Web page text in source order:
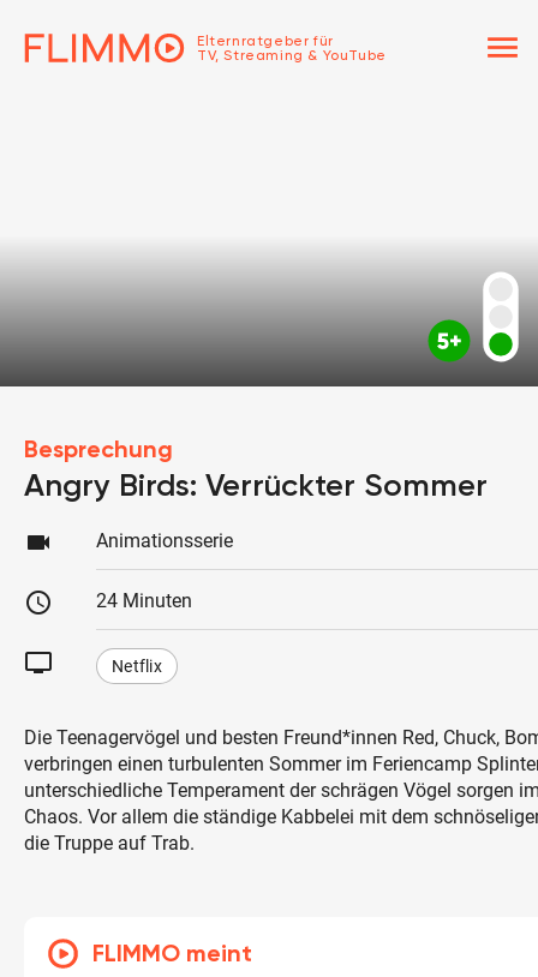
Elternratgeber für
TV, Streaming & YouTube
menu
Besprechung
Angry Birds: Verrückter Sommer
videocam Animationsserie
schedule 24 Minuten
tv Netflix
Die Teenagervögel und besten Freund*innen Red, Chuck,
verbringen einen turbulenten Sommer im Feriencamp
unterschiedliche Temperament der schrägen Vögel sorgen
Chaos. Vor allem die ständige Kabbelei mit dem
die Truppe auf Trab.
FLIMMO meint